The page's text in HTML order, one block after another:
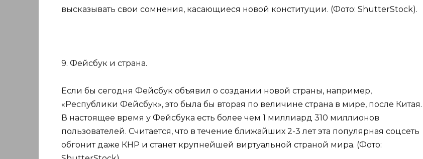
высказывать свои сомнения, касающиеся новой конституции. (Фото: ShutterStock).
9. Фейсбук и страна.
Если бы сегодня Фейсбук объявил о создании новой страны, например,
«Республики Фейсбук», это была бы вторая по величине страна в мире, после Китая.
В настоящее время у Фейсбука есть более чем 1 миллиард 310 миллионов
пользователей. Считается, что в течение ближайших 2-3 лет эта популярная соцсеть
обгонит даже КНР и станет крупнейшей виртуальной страной мира. (Фото: